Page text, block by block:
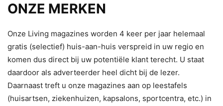
ONZE MERKEN
Onze Living magazines worden 4 keer per jaar helemaal
gratis (selectief) huis-aan-huis verspreid in uw regio en
komen dus direct bij uw potentiële klant terecht. U staat
daardoor als adverteerder heel dicht bij de lezer.
Daarnaast treft u onze magazines aan op leestafels
(huisartsen, ziekenhuizen, kapsalons, sportcentra, etc.) in